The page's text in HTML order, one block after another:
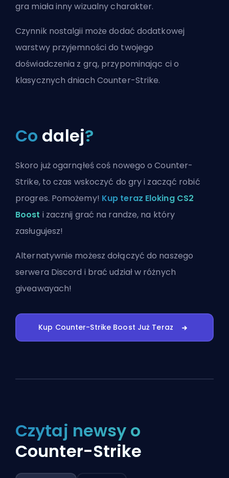
gra miała inny wizualny charakter.
Czynnik nostalgii może dodać dodatkowej
warstwy przyjemności do twojego
doświadczenia z grą, przypominając ci o
klasycznych dniach Counter-Strike.
Co dalej?
Skoro już ogarnąłeś coś nowego o Counter-
Strike, to czas wskoczyć do gry i zacząć robić
progres. Pomożemy! Kup teraz Eloking CS2
Boost i zacznij grać na randze, na który
zasługujesz!
Alternatywnie możeszdołączyć do naszego
serwera Discord i brać udział w różnych
giveawayach!
Kup Counter-Strike Boost Już Teraz
Czytaj newsy o
Counter-Strike